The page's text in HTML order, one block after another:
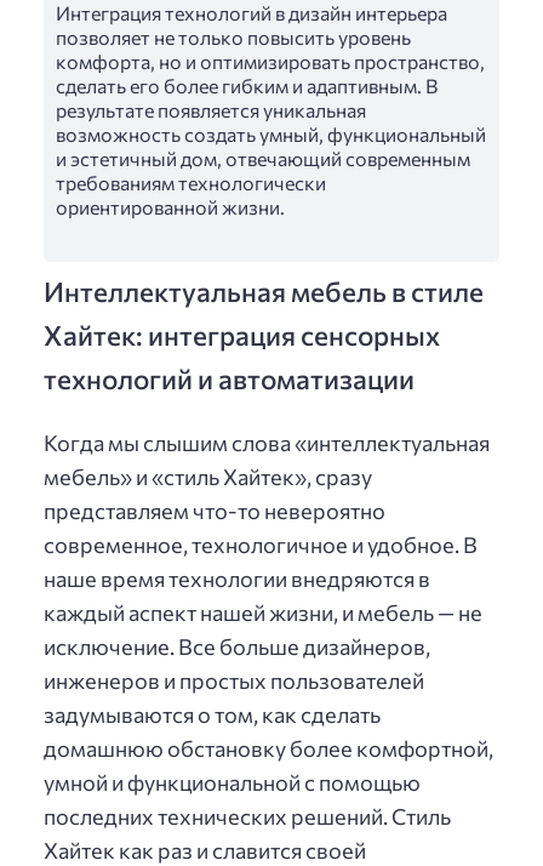
Интеграция технологий в дизайн интерьера
позволяет не только повысить уровень
комфорта, но и оптимизировать пространство,
сделать его более гибким и адаптивным. В
результате появляется уникальная
возможность создать умный, функциональный
и эстетичный дом, отвечающий современным
требованиям технологически
ориентированной жизни.
Интеллектуальная мебель в стиле
Хайтек: интеграция сенсорных
технологий и автоматизации
Когда мы слышим слова «интеллектуальная
мебель» и «стиль Хайтек», сразу
представляем что-то невероятно
современное, технологичное и удобное. В
наше время технологии внедряются в
каждый аспект нашей жизни, и мебель — не
исключение. Все больше дизайнеров,
инженеров и простых пользователей
задумываются о том, как сделать
домашнюю обстановку более комфортной,
умной и функциональной с помощью
последних технических решений. Стиль
Хайтек как раз и славится своей